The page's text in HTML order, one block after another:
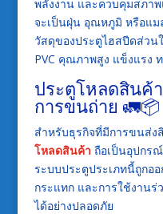
พลังงาน และควบคุมสภา
จะเป็นฝุ่น อุณหภูมิ หรือแม
วัสดุของประตูไฮสปีดส่วน
PVC คุณภาพสูง แข็งแรง
ประตูโหลดสินค้
การขนถ่าย 🚛📦
สำหรับธุรกิจที่มีการขนส่ง
โหลดสินค้า ถือเป็นอุปกร
ระบบประตูประเภทนี้ถูกอ
กระแทก และการใช้งาน
ได้อย่างปลอดภัย